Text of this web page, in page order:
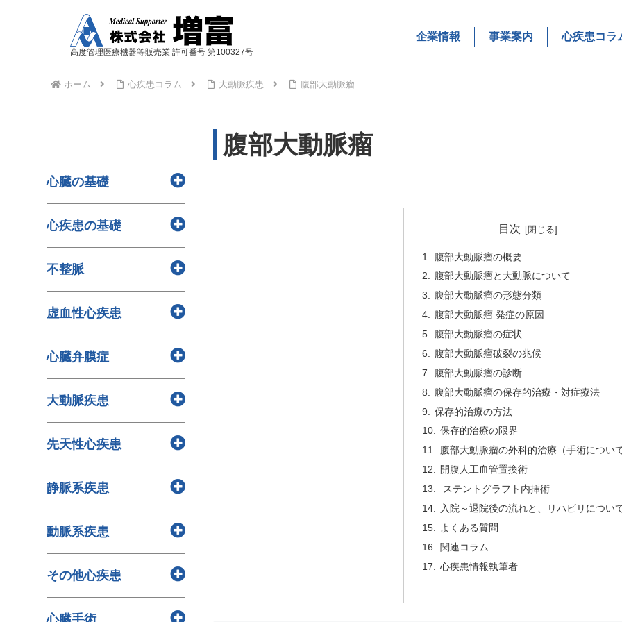
高度管理医療機器等販売業 許可番号 第100327号
企業情報 事業案内 心疾患コラ
ホーム 心疾患コラム 大動脈疾患 腹部大動脈瘤
心臓の基礎
> 全身の血管の解剖
心疾患の基礎
> 心疾患と生活習慣
> 心疾患と心肺蘇生法（CPR）
> 心疾患と栄養の関係
> 心疾患と診断方法
> 心疾患について
不整脈
群/QT延長症候群/ブルガダ症候
> 心室内伝導障害
> 期外収縮
> 上室性頻拍
> 洞不全症候群
> 心房粗動
> 心房細動
虚血性心疾患
> 心筋梗塞
心臓弁膜症
> 大動脈弁輪拡張症
> 僧帽弁閉鎖不全症
> 僧帽弁狭窄症
> 大動脈弁狭窄症
大動脈疾患
> 胸部大動脈瘤
先天性心疾患
> エプスタイン病
> 総肺静脈還流異常症
> 肺動脈狭窄症
> 大動脈縮窄症
> 単心室症
静脈系疾患
> 深部静脈血栓症（DVT）
> 下肢静脈瘤
動脈系疾患
> 急性動脈閉塞症（AAO）
その他心疾患
心臓手術
腹部大動脈瘤
目次
腹部大動脈瘤の概要
腹部大動脈瘤と大動脈について
腹部大動脈瘤の形態分類
腹部大動脈瘤 発症の原因
腹部大動脈瘤の症状
腹部大動脈瘤破裂の兆候
腹部大動脈瘤の診断
腹部大動脈瘤の保存的治療・対症療法
保存的治療の方法
保存的治療の限界
腹部大動脈瘤の外科的治療（手術につい
開腹人工血管置換術
ステントグラフト内挿術
入院～退院後の流れと、リハビリについ
よくある質問
関連コラム
心疾患情報執筆者